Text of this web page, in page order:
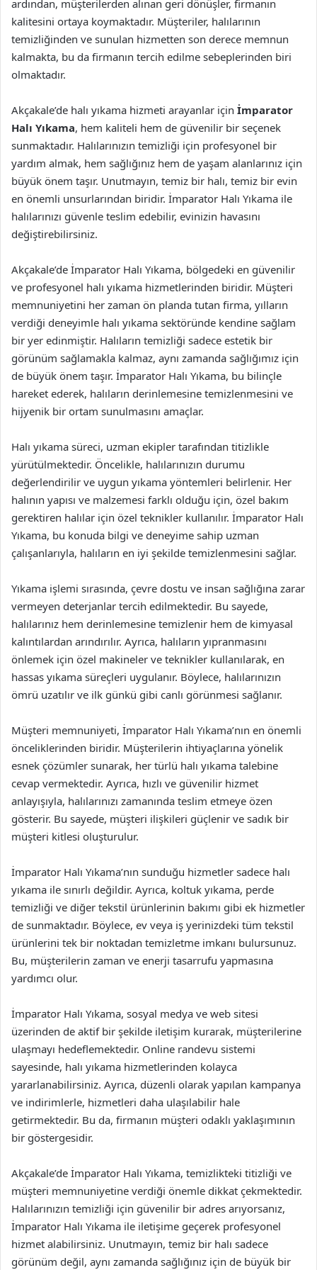
ardından, müşterilerden alınan geri dönüşler, firmanın
kalitesini ortaya koymaktadır. Müşteriler, halılarının
temizliğinden ve sunulan hizmetten son derece memnun
kalmakta, bu da firmanın tercih edilme sebeplerinden biri
olmaktadır.
Akçakale’de halı yıkama hizmeti arayanlar için İmparator
Halı Yıkama, hem kaliteli hem de güvenilir bir seçenek
sunmaktadır. Halılarınızın temizliği için profesyonel bir
yardım almak, hem sağlığınız hem de yaşam alanlarınız için
büyük önem taşır. Unutmayın, temiz bir halı, temiz bir evin
en önemli unsurlarından biridir. İmparator Halı Yıkama ile
halılarınızı güvenle teslim edebilir, evinizin havasını
değiştirebilirsiniz.
Akçakale’de İmparator Halı Yıkama, bölgedeki en güvenilir
ve profesyonel halı yıkama hizmetlerinden biridir. Müşteri
memnuniyetini her zaman ön planda tutan firma, yılların
verdiği deneyimle halı yıkama sektöründe kendine sağlam
bir yer edinmiştir. Halıların temizliği sadece estetik bir
görünüm sağlamakla kalmaz, aynı zamanda sağlığımız için
de büyük önem taşır. İmparator Halı Yıkama, bu bilinçle
hareket ederek, halıların derinlemesine temizlenmesini ve
hijyenik bir ortam sunulmasını amaçlar.
Halı yıkama süreci, uzman ekipler tarafından titizlikle
yürütülmektedir. Öncelikle, halılarınızın durumu
değerlendirilir ve uygun yıkama yöntemleri belirlenir. Her
halının yapısı ve malzemesi farklı olduğu için, özel bakım
gerektiren halılar için özel teknikler kullanılır. İmparator Halı
Yıkama, bu konuda bilgi ve deneyime sahip uzman
çalışanlarıyla, halıların en iyi şekilde temizlenmesini sağlar.
Yıkama işlemi sırasında, çevre dostu ve insan sağlığına zarar
vermeyen deterjanlar tercih edilmektedir. Bu sayede,
halılarınız hem derinlemesine temizlenir hem de kimyasal
kalıntılardan arındırılır. Ayrıca, halıların yıpranmasını
önlemek için özel makineler ve teknikler kullanılarak, en
hassas yıkama süreçleri uygulanır. Böylece, halılarınızın
ömrü uzatılır ve ilk günkü gibi canlı görünmesi sağlanır.
Müşteri memnuniyeti, İmparator Halı Yıkama’nın en önemli
önceliklerinden biridir. Müşterilerin ihtiyaçlarına yönelik
esnek çözümler sunarak, her türlü halı yıkama talebine
cevap vermektedir. Ayrıca, hızlı ve güvenilir hizmet
anlayışıyla, halılarınızı zamanında teslim etmeye özen
gösterir. Bu sayede, müşteri ilişkileri güçlenir ve sadık bir
müşteri kitlesi oluşturulur.
İmparator Halı Yıkama’nın sunduğu hizmetler sadece halı
yıkama ile sınırlı değildir. Ayrıca, koltuk yıkama, perde
temizliği ve diğer tekstil ürünlerinin bakımı gibi ek hizmetler
de sunmaktadır. Böylece, ev veya iş yerinizdeki tüm tekstil
ürünlerini tek bir noktadan temizletme imkanı bulursunuz.
Bu, müşterilerin zaman ve enerji tasarrufu yapmasına
yardımcı olur.
İmparator Halı Yıkama, sosyal medya ve web sitesi
üzerinden de aktif bir şekilde iletişim kurarak, müşterilerine
ulaşmayı hedeflemektedir. Online randevu sistemi
sayesinde, halı yıkama hizmetlerinden kolayca
yararlanabilirsiniz. Ayrıca, düzenli olarak yapılan kampanya
ve indirimlerle, hizmetleri daha ulaşılabilir hale
getirmektedir. Bu da, firmanın müşteri odaklı yaklaşımının
bir göstergesidir.
Akçakale’de İmparator Halı Yıkama, temizlikteki titizliği ve
müşteri memnuniyetine verdiği önemle dikkat çekmektedir.
Halılarınızın temizliği için güvenilir bir adres arıyorsanız,
İmparator Halı Yıkama ile iletişime geçerek profesyonel
hizmet alabilirsiniz. Unutmayın, temiz bir halı sadece
görünüm değil, aynı zamanda sağlığınız için de büyük bir